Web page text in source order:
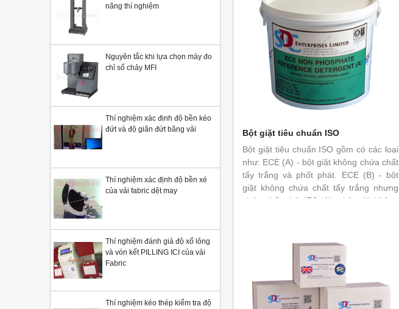
năng thí nghiệm
Nguyên tắc khi lựa chọn máy đo
chỉ số chảy MFI
Thí nghiệm xác định độ bền kéo
đứt và độ giãn đứt băng vải
Thí nghiệm xác định độ bền xé
của vải fabric dệt may
Thí nghiệm đánh giá độ xổ lông
và vón kết PILLING ICI của vải
Fabric
Thí nghiệm kéo thép kiểm tra độ
Bột giặt tiêu chuẩn ISO
Bột giặt tiêu chuẩn ISO gồm có các loại
như: ECE (A) - bột giặt không chứa chất
tẩy trắng và phốt phát. ECE (B) - bột
giặt không chứa chất tẩy trắng nhưng
chứa phốt phát IEC (A), - bột giặt không